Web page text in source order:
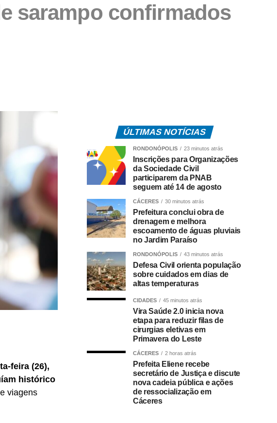
sarampo confirmados
feira (26),
histórico
viagens
ÚLTIMAS NOTÍCIAS
RONDONÓPOLIS 23 minutos atrás
Inscrições para Organizações
da Sociedade Civil
participarem da PNAB
seguem até 14 de agosto
CÁCERES 30 minutos atrás
Prefeitura conclui obra de
drenagem e melhora
escoamento de águas pluviais
no Jardim Paraíso
RONDONÓPOLIS 43 minutos atrás
Defesa Civil orienta população
sobre cuidados em dias de
altas temperaturas
CIDADES 45 minutos atrás
Vira Saúde 2.0 inicia nova
etapa para reduzir filas de
cirurgias eletivas em
Primavera do Leste
CÁCERES 2 horas atrás
Prefeita Eliene recebe
secretário de Justiça e discute
nova cadeia pública e ações
de ressocialização em
Cáceres